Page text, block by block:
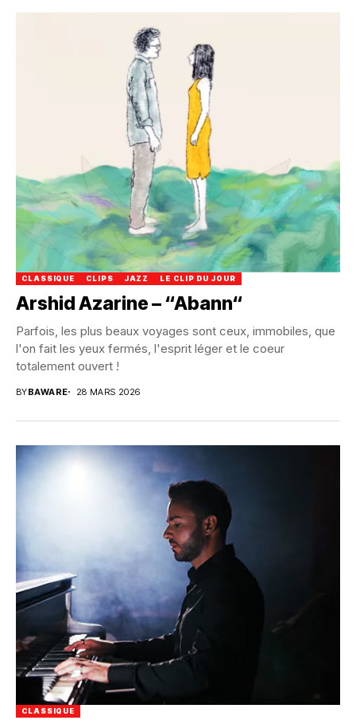
CLASSIQUE CLIPS JAZZ LE CLIP DU JOUR
Arshid Azarine – “Abann“
Parfois, les plus beaux voyages sont ceux, immobiles, que
l'on fait les yeux fermés, l'esprit léger et le coeur
totalement ouvert !
BYBAWARE 28 MARS 2026
CLASSIQUE